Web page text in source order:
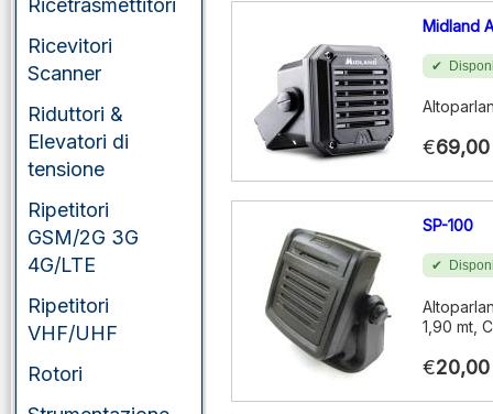
Ricetrasmettitori
Ricevitori
Scanner
Riduttori &
Elevatori di
tensione
Ripetitori
GSM/2G 3G
4G/LTE
Ripetitori
VHF/UHF
Rotori
Midland
€69,00
SP-100
1,90 mt,
€20,00